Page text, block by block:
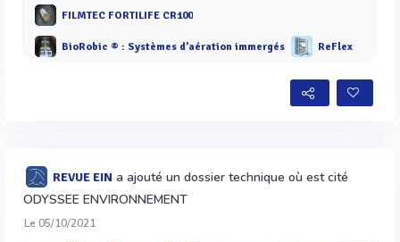
FILMTEC FORTILIFE CR100
BioRobic ® : Systèmes d’aération immergés ReFlex
REVUE EIN a ajouté un dossier technique où est cité
ODYSSEE ENVIRONNEMENT
Le 05/10/2021